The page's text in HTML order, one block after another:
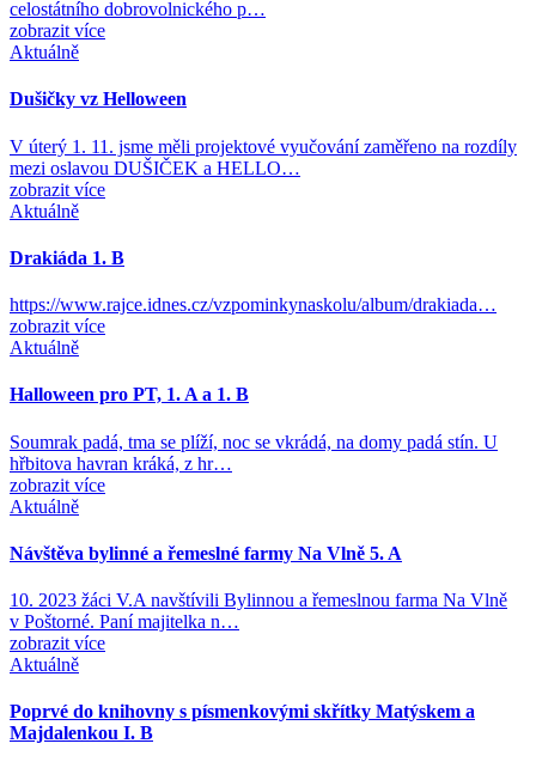
celostátního dobrovolnického p…
zobrazit více
Aktuálně
Dušičky vz Helloween
V úterý 1. 11. jsme měli projektové vyučování zaměřeno na rozdíly
mezi oslavou DUŠIČEK a HELLO…
zobrazit více
Aktuálně
Drakiáda 1. B
https://www.rajce.idnes.cz/vzpominkynaskolu/album/drakiada…
zobrazit více
Aktuálně
Halloween pro PT, 1. A a 1. B
Soumrak padá, tma se plíží, noc se vkrádá, na domy padá stín. U
hřbitova havran kráká, z hr…
zobrazit více
Aktuálně
Návštěva bylinné a řemeslné farmy Na Vlně 5. A
10. 2023 žáci V.A navštívili Bylinnou a řemeslnou farma Na Vlně
v Poštorné. Paní majitelka n…
zobrazit více
Aktuálně
Poprvé do knihovny s písmenkovými skřítky Matýskem a
Majdalenkou I. B